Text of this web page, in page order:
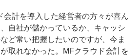
計を導入した経営者の方々が喜ん
自社が儲かっているか、キャッシ
ど常い把握したいのですが、今ま
取れなかった。MFクラウド会計を